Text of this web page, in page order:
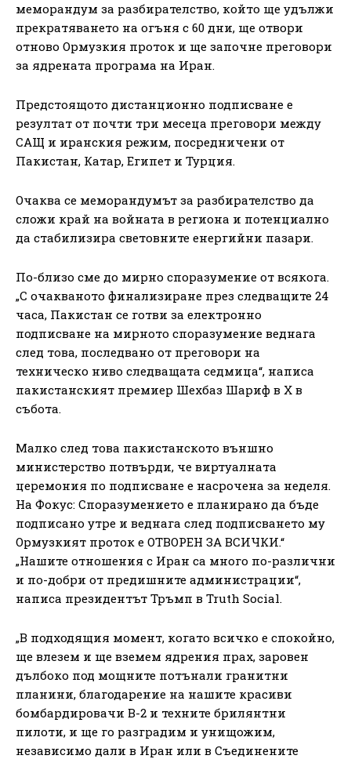
меморандум за разбирателство, който ще удължи
прекратяването на огъня с 60 дни, ще отвори
отново Ормузкия проток и ще започне преговори
за ядрената програма на Иран.
Предстоящото дистанционно подписване е
резултат от почти три месеца преговори между
САЩ и иранския режим, посредничени от
Пакистан, Катар, Египет и Турция.
Очаква се меморандумът за разбирателство да
сложи край на войната в региона и потенциално
да стабилизира световните енергийни пазари.
По-близо сме до мирно споразумение от всякога.
„С очакваното финализиране през следващите 24
часа, Пакистан се готви за електронно
подписване на мирното споразумение веднага
след това, последвано от преговори на
техническо ниво следващата седмица“, написа
пакистанският премиер Шехбаз Шариф в X в
събота.
Малко след това пакистанското външно
министерство потвърди, че виртуалната
церемония по подписване е насрочена за неделя.
На Фокус: Споразумението е планирано да бъде
подписано утре и веднага след подписването му
Ормузкият проток е ОТВОРЕН ЗА ВСИЧКИ.“
„Нашите отношения с Иран са много по-различни
и по-добри от предишните администрации“,
написа президентът Тръмп в Truth Social.
„В подходящия момент, когато всичко е спокойно,
ще влезем и ще вземем ядрения прах, заровен
дълбоко под мощните потънали гранитни
планини, благодарение на нашите красиви
бомбардировачи B-2 и техните брилянтни
пилоти, и ще го разградим и унищожим,
независимо дали в Иран или в Съединените